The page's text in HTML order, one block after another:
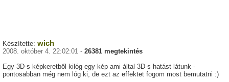
Készítette: wich
2008. október 4. 22:02:01 - 26381 megtekintés
Egy 3D-s képkeretből kilóg egy kép ami által 3D-s hatást látunk -
pontosabban még nem lóg ki, de ezt az effektet fogom most bemutatni :)